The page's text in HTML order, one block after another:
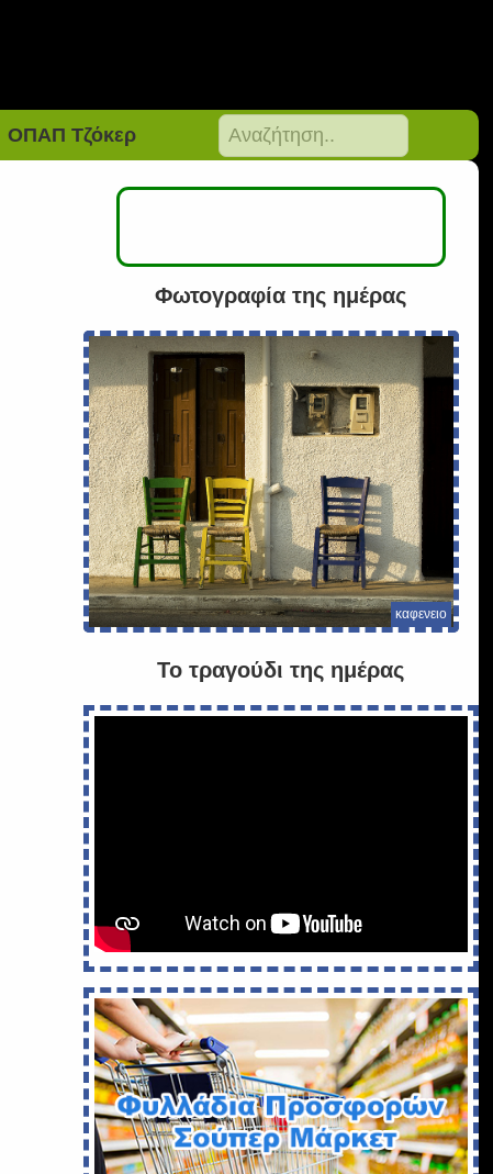
ΟΠΑΠ Τζόκερ
Φωτογραφία της ημέρας
καφενειο
Το τραγούδι της ημέρας